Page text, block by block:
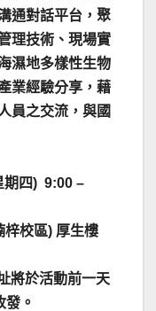
通對話平台，聚
理技術、現場實
濕地多樣性生物
業經驗分享，藉
員之交流，與國
四) 9:00 –
校區) 厚生樓
將於活動前一天
。